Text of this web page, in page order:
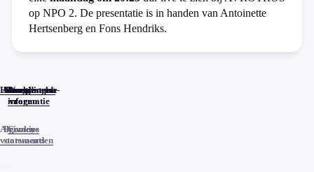
op NPO 2. De presentatie is in handen van Antoinette
Hertsenberg en Fons Hendriks.
Home
Actueel
Uitzendingen
Reacties
Programma-
informatie
Veelgestelde
vragen
Algemene
voorwaarden
Privacy
statements
Cookies